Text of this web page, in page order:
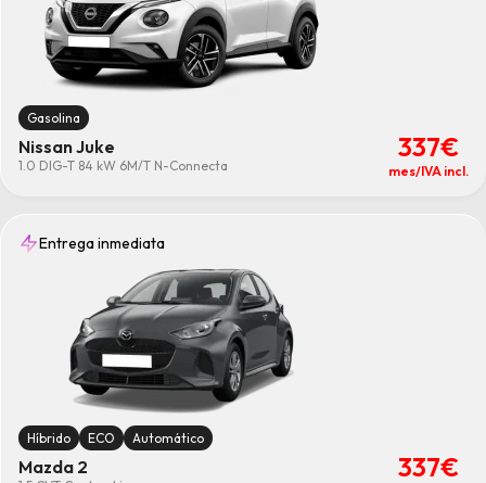
Gasolina
Nissan Juke
1.0 DIG-T 84 kW 6M/T N-Connecta
337€
mes/IVA incl.
Entrega inmediata
Híbrido ECO Automático
Mazda 2 337€